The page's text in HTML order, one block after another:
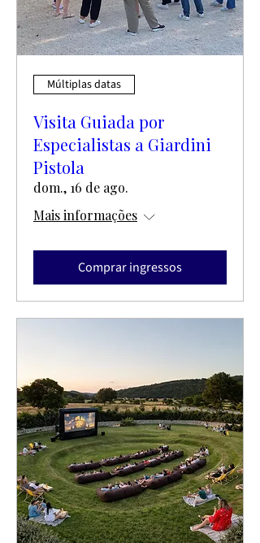
Múltiplas datas
Visita Guiada por
Especialistas a Giardini
Pistola
dom., 16 de ago.
Mais informações
Comprar ingressos